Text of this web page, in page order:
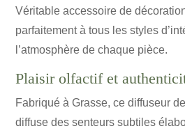
Véritable accessoire de
parfaitement à tous les styles
l’atmosphère de chaque pièce.
Plaisir olfactif et
Fabriqué à Grasse, ce diffuseur
diffuse des senteurs subtiles